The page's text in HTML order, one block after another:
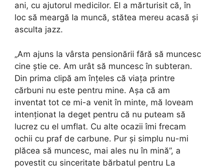
ani, cu ajutorul medicilor. El a mărturisit că, în
loc să meargă la muncă, stătea mereu acasă și
asculta jazz.
„Am ajuns la vârsta pensionării fără să muncesc
cine știe ce. Am urât să muncesc în subteran.
Din prima clipă am înțeles că viața printre
cărbuni nu este pentru mine. Așa că am
inventat tot ce mi-a venit în minte, mă loveam
intenționat la deget pentru că nu puteam să
lucrez cu el umflat. Cu alte ocazii îmi frecam
ochii cu praf de carbune. Pur și simplu nu-mi
plăcea să muncesc, mai ales nu în mină”, a
povestit cu sinceritate bărbatul pentru La